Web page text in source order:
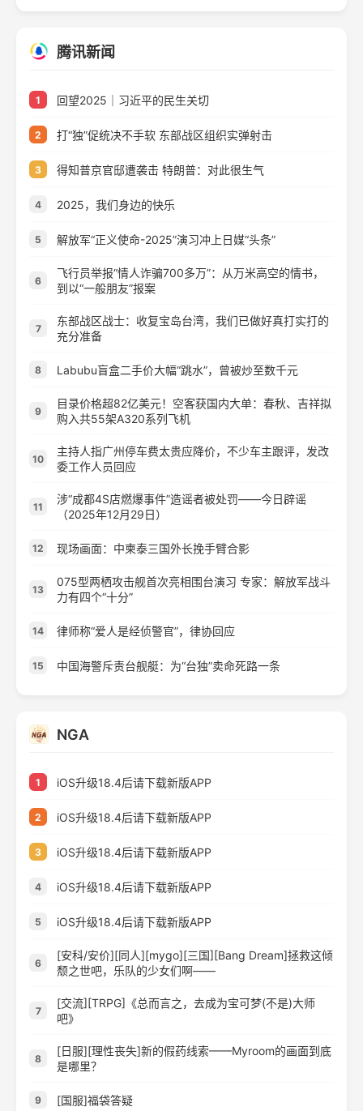
腾讯新闻
1 回望2025｜习近平的民生关切
2 打“独”促统决不手软 东部战区组织实弹射击
3 得知普京官邸遭袭击 特朗普：对此很生气
4 2025，我们身边的快乐
5 解放军“正义使命-2025”演习冲上日媒“头条”
6
飞行员举报“情人诈骗700多万”：从万米高空的情书，
到以“一般朋友”报案
7
东部战区战士：收复宝岛台湾，我们已做好真打实打的
充分准备
8 Labubu盲盒二手价大幅“跳水”，曾被炒至数千元
9
目录价格超82亿美元！空客获国内大单：春秋、吉祥拟
购入共55架A320系列飞机
10
主持人指广州停车费太贵应降价，不少车主跟评，发改
委工作人员回应
11
涉“成都4S店燃爆事件”造谣者被处罚——今日辟谣
（2025年12月29日）
12 现场画面：中柬泰三国外长挽手臂合影
13
075型两栖攻击舰首次亮相围台演习 专家：解放军战斗
力有四个“十分”
14 律师称“爱人是经侦警官”，律协回应
15 中国海警斥责台舰艇：为“台独”卖命死路一条
NGA
1 iOS升级18.4后请下载新版APP
2 iOS升级18.4后请下载新版APP
3 iOS升级18.4后请下载新版APP
4 iOS升级18.4后请下载新版APP
5 iOS升级18.4后请下载新版APP
6
[安科/安价][同人][mygo][三国][Bang Dream]拯救这倾
颓之世吧，乐队的少女们啊——
7
[交流][TRPG]《总而言之，去成为宝可梦(不是)大师
吧》
8
[日服][理性丧失]新的假药线索——Myroom的画面到底
是哪里？
9 [国服]福袋答疑